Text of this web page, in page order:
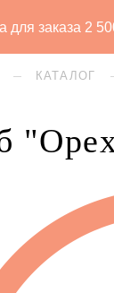
заказа 2
КАТАЛОГ